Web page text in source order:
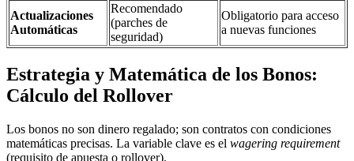
Actualizaciones
Automáticas
Recomendado
(parches de
seguridad)
Obligatorio para acceso
a nuevas funciones
Estrategia y Matemática de los Bonos:
Cálculo del Rollover
Los bonos no son dinero regalado; son contratos con condiciones
matemáticas precisas. La variable clave es el wagering requirement
(requisito de apuesta o rollover).